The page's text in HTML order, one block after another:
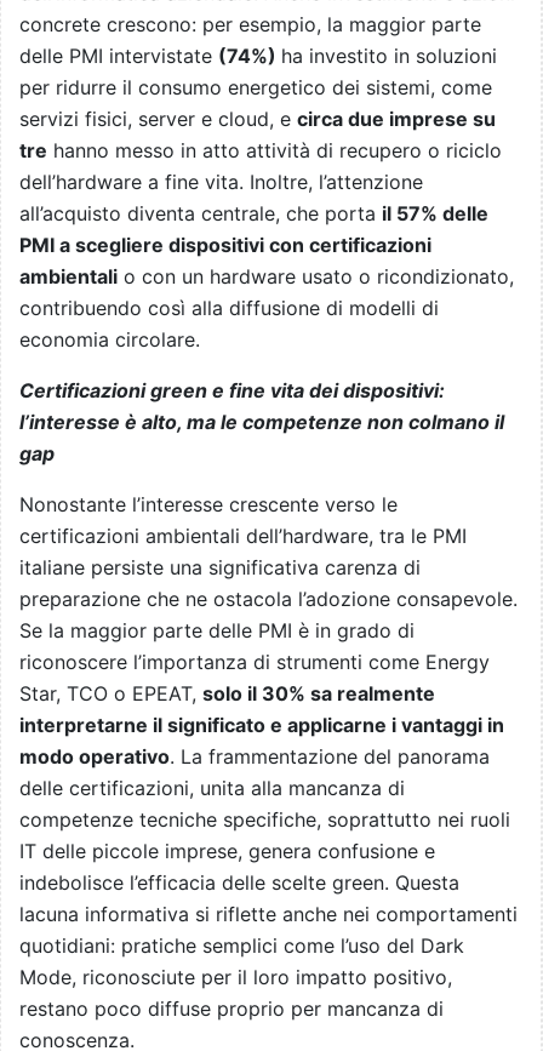
concrete crescono: per esempio, la maggior parte
delle PMI intervistate (74%) ha investito in soluzioni
per ridurre il consumo energetico dei sistemi, come
servizi fisici, server e cloud, e circa due imprese su
tre hanno messo in atto attività di recupero o riciclo
dell’hardware a fine vita. Inoltre, l’attenzione
all’acquisto diventa centrale, che porta il 57% delle
PMI a scegliere dispositivi con certificazioni
ambientali o con un hardware usato o ricondizionato,
contribuendo così alla diffusione di modelli di
economia circolare.
Certificazioni green e fine vita dei dispositivi:
l’interesse è alto, ma le competenze non colmano il
gap
Nonostante l’interesse crescente verso le
certificazioni ambientali dell’hardware, tra le PMI
italiane persiste una significativa carenza di
preparazione che ne ostacola l’adozione consapevole.
Se la maggior parte delle PMI è in grado di
riconoscere l’importanza di strumenti come Energy
Star, TCO o EPEAT, solo il 30% sa realmente
interpretarne il significato e applicarne i vantaggi in
modo operativo. La frammentazione del panorama
delle certificazioni, unita alla mancanza di
competenze tecniche specifiche, soprattutto nei ruoli
IT delle piccole imprese, genera confusione e
indebolisce l’efficacia delle scelte green. Questa
lacuna informativa si riflette anche nei comportamenti
quotidiani: pratiche semplici come l’uso del Dark
Mode, riconosciute per il loro impatto positivo,
restano poco diffuse proprio per mancanza di
conoscenza.